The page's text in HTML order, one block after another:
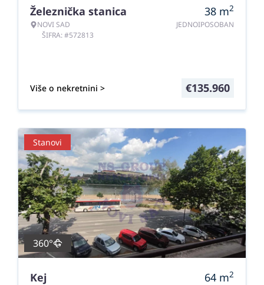
Železnička stanica
NOVI SAD
ŠIFRA: #572813
38 m2
JEDNOIPOSOBAN
Više o nekretnini > €135.960
Stanovi
360°
Kej 64 m2